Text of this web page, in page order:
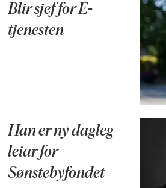
Blir sjef for E-
tjenesten
Han er ny dagleg
leiar for
Sønstebyfondet